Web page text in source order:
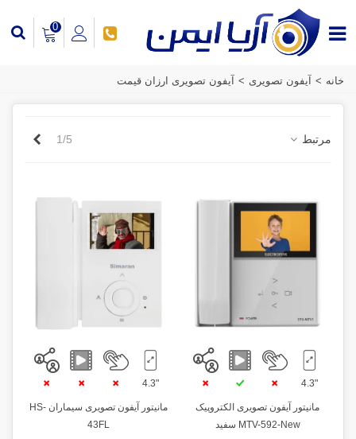
0
خانه > آیفون تصویری > آیفون تصویری ارزان قیمت
مرتبط 1/5
"4.3
مانیتور آیفون تصویری الکتروپیک
MTV-592-New سفید
"4.3
مانیتور آیفون تصویری سیماران HS-
43FL